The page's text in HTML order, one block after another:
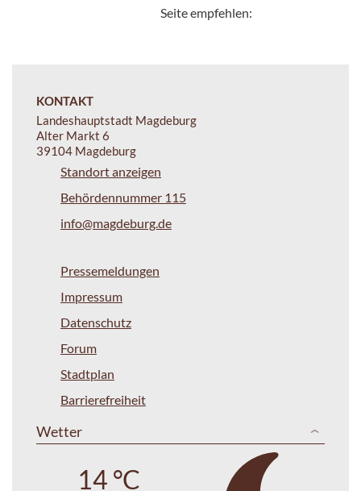
Seite empfehlen:
KONTAKT
Landeshauptstadt Magdeburg
Alter Markt 6
39104 Magdeburg
Standort anzeigen
Behördennummer 115
info@magdeburg.de
Pressemeldungen
Impressum
Datenschutz
Forum
Stadtplan
Barrierefreiheit
Wetter
14 °C